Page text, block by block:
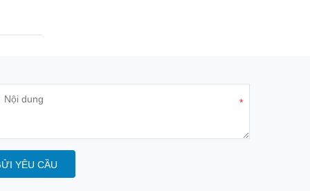
*
YÊU CẦU